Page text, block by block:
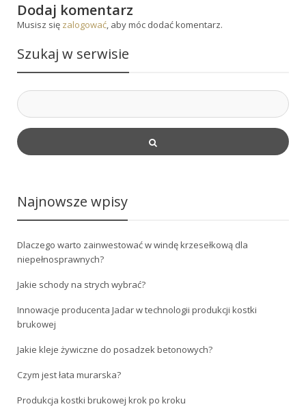
Dodaj komentarz
Musisz się zalogować, aby móc dodać komentarz.
Szukaj w serwisie
Najnowsze wpisy
Dlaczego warto zainwestować w windę krzesełkową dla
niepełnosprawnych?
Jakie schody na strych wybrać?
Innowacje producenta Jadar w technologii produkcji kostki
brukowej
Jakie kleje żywiczne do posadzek betonowych?
Czym jest łata murarska?
Produkcja kostki brukowej krok po kroku